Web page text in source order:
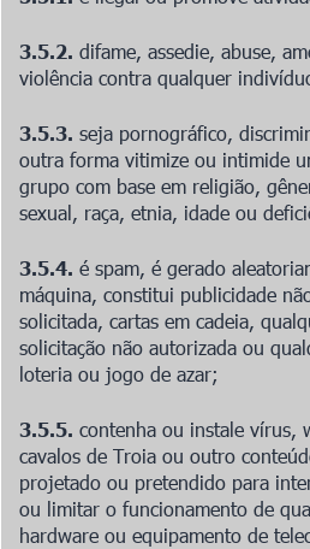
3.5.2. difame, assedie, abuse,
violência contra qualquer
3.5.3. seja pornográfico,
outra forma vitimize ou intimide
grupo com base em religião,
sexual, raça, etnia, idade ou
3.5.4. é spam, é gerado
máquina, constitui publicidade
solicitada, cartas em cadeia,
solicitação não autorizada ou
loteria ou jogo de azar;
3.5.5. contenha ou instale vírus,
cavalos de Troia ou outro
projetado ou pretendido para
ou limitar o funcionamento de
hardware ou equipamento de